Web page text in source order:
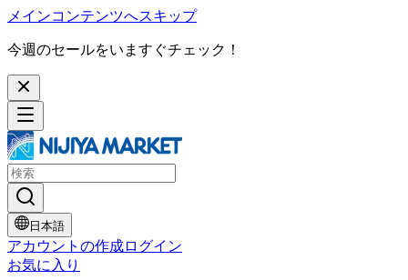
メインコンテンツへスキップ
今週のセールをいますぐチェック！
日本語
アカウントの作成ログイン
お気に入り